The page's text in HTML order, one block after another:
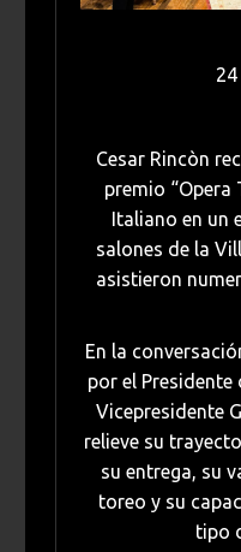
Cesar Rincòn
premio “Opera
Italiano en un
salones de la
asistieron
En la
por el Presidente
Vicepresidente
relieve su
su entrega, su
toreo y su
tipo